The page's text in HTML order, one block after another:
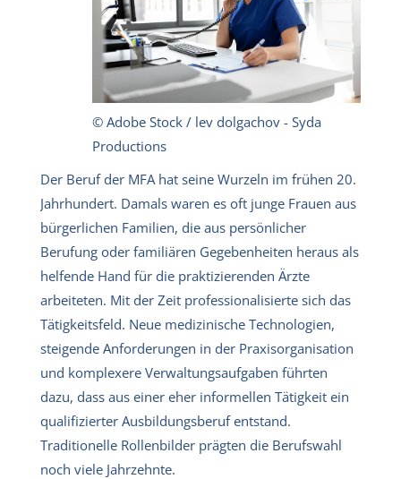
© Adobe Stock / lev dolgachov - Syda
Productions
Der Beruf der MFA hat seine Wurzeln im frühen 20.
Jahrhundert. Damals waren es oft junge Frauen aus
bürgerlichen Familien, die aus persönlicher
Berufung oder familiären Gegebenheiten heraus als
helfende Hand für die praktizierenden Ärzte
arbeiteten. Mit der Zeit professionalisierte sich das
Tätigkeitsfeld. Neue medizinische Technologien,
steigende Anforderungen in der Praxisorganisation
und komplexere Verwaltungsaufgaben führten
dazu, dass aus einer eher informellen Tätigkeit ein
qualifizierter Ausbildungsberuf entstand.
Traditionelle Rollenbilder prägten die Berufswahl
noch viele Jahrzehnte.